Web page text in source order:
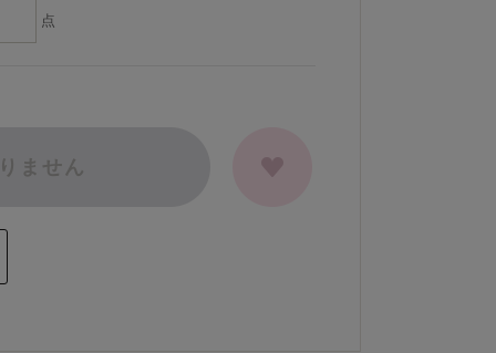
点
ません